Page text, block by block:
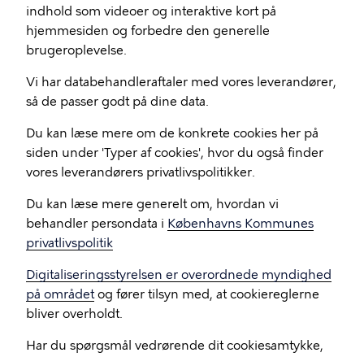
indhold som videoer og interaktive kort på
hjemmesiden og forbedre den generelle
brugeroplevelse.
Vi har databehandleraftaler med vores leverandører,
så de passer godt på dine data.
Du kan læse mere om de konkrete cookies her på
siden under 'Typer af cookies', hvor du også finder
vores leverandørers privatlivspolitikker.
Du kan læse mere generelt om, hvordan vi
behandler persondata i Københavns Kommunes
privatlivspolitik
Digitaliseringsstyrelsen er overordnede myndighed
på områdetog fører tilsyn med, at cookiereglerne
bliver overholdt.
Har du spørgsmål vedrørende dit cookiesamtykke,